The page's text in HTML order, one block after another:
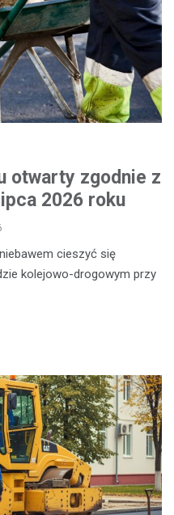
otwarty zgodnie z
2026 roku
cieszyć się
kolejowo-drogowym przy